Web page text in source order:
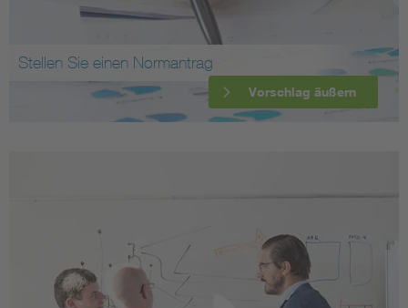
Stellen Sie einen Normantrag
Vorschlag äußern